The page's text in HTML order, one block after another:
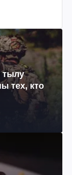
тылу
тех, кто